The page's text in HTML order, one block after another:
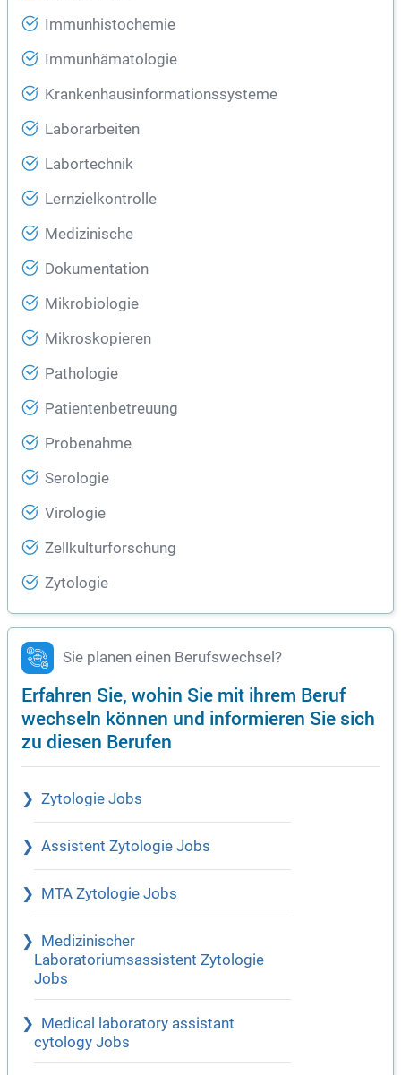
Immunhistochemie
Immunhämatologie
Krankenhausinformationssysteme
Laborarbeiten
Labortechnik
Lernzielkontrolle
Medizinische
Dokumentation
Mikrobiologie
Mikroskopieren
Pathologie
Patientenbetreuung
Probenahme
Serologie
Virologie
Zellkulturforschung
Zytologie
Sie planen einen Berufswechsel?
Erfahren Sie, wohin Sie mit ihrem Beruf
wechseln können und informieren Sie sich
zu diesen Berufen
Zytologie Jobs
Assistent Zytologie Jobs
MTA Zytologie Jobs
Medizinischer
Laboratoriumsassistent Zytologie
Jobs
Medical laboratory assistant
cytology Jobs